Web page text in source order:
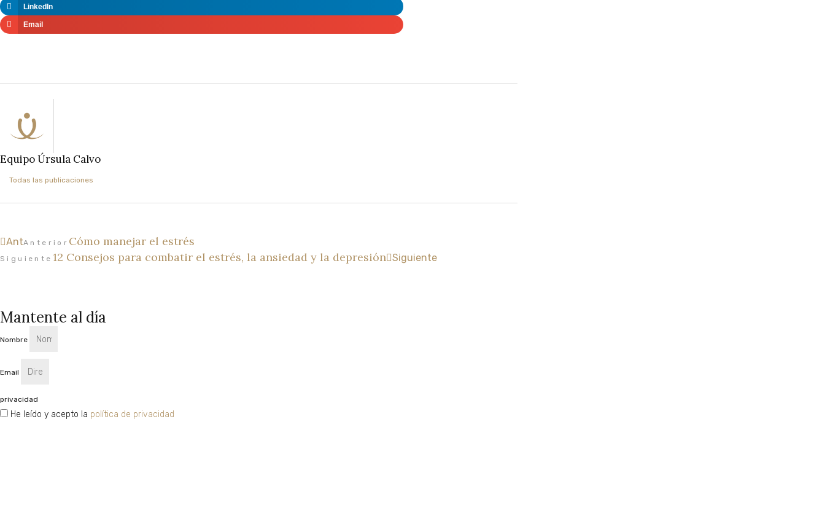
LinkedIn
Email
Equipo Úrsula Calvo
Todas las publicaciones
AntAnterior Cómo manejar el estrés
Siguiente 12 Consejos para combatir el estrés, la ansiedad y la depresión Siguiente
Mantente al día
Nombre
Email
privacidad
He leído y acepto la política de privacidad